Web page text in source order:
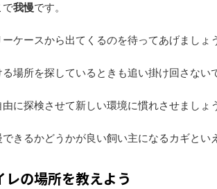
で我慢です。
ケースから出てくるのを待ってあげましょう
場所を探しているときも追い掛け回さない
に探検させて新しい環境に慣れさせましょ
きるかどうかが良い飼い主になるカギとい
レの場所を教えよう